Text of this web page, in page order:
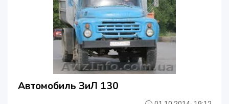
Автомобиль ЗиЛ 130